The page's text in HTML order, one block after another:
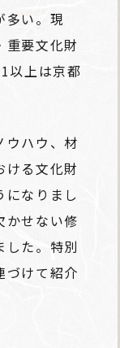
多い。現
重要文化財
以上は京都
ウハウ、材
ける文化財
になりまし
かせない修
した。特別
づけて紹介